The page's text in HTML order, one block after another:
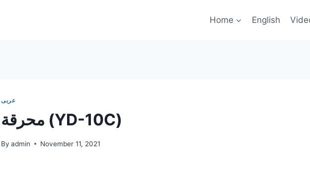
Home English
عربى
محرقة (YD-10C)
By admin November 11, 2021